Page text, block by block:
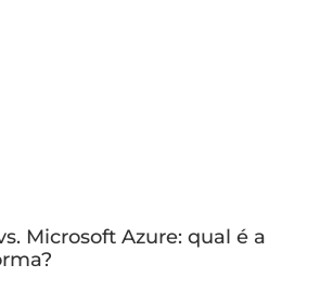
Microsoft Azure: qual é a